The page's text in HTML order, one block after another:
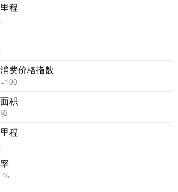
程
费价格指数
=100
积
程
%